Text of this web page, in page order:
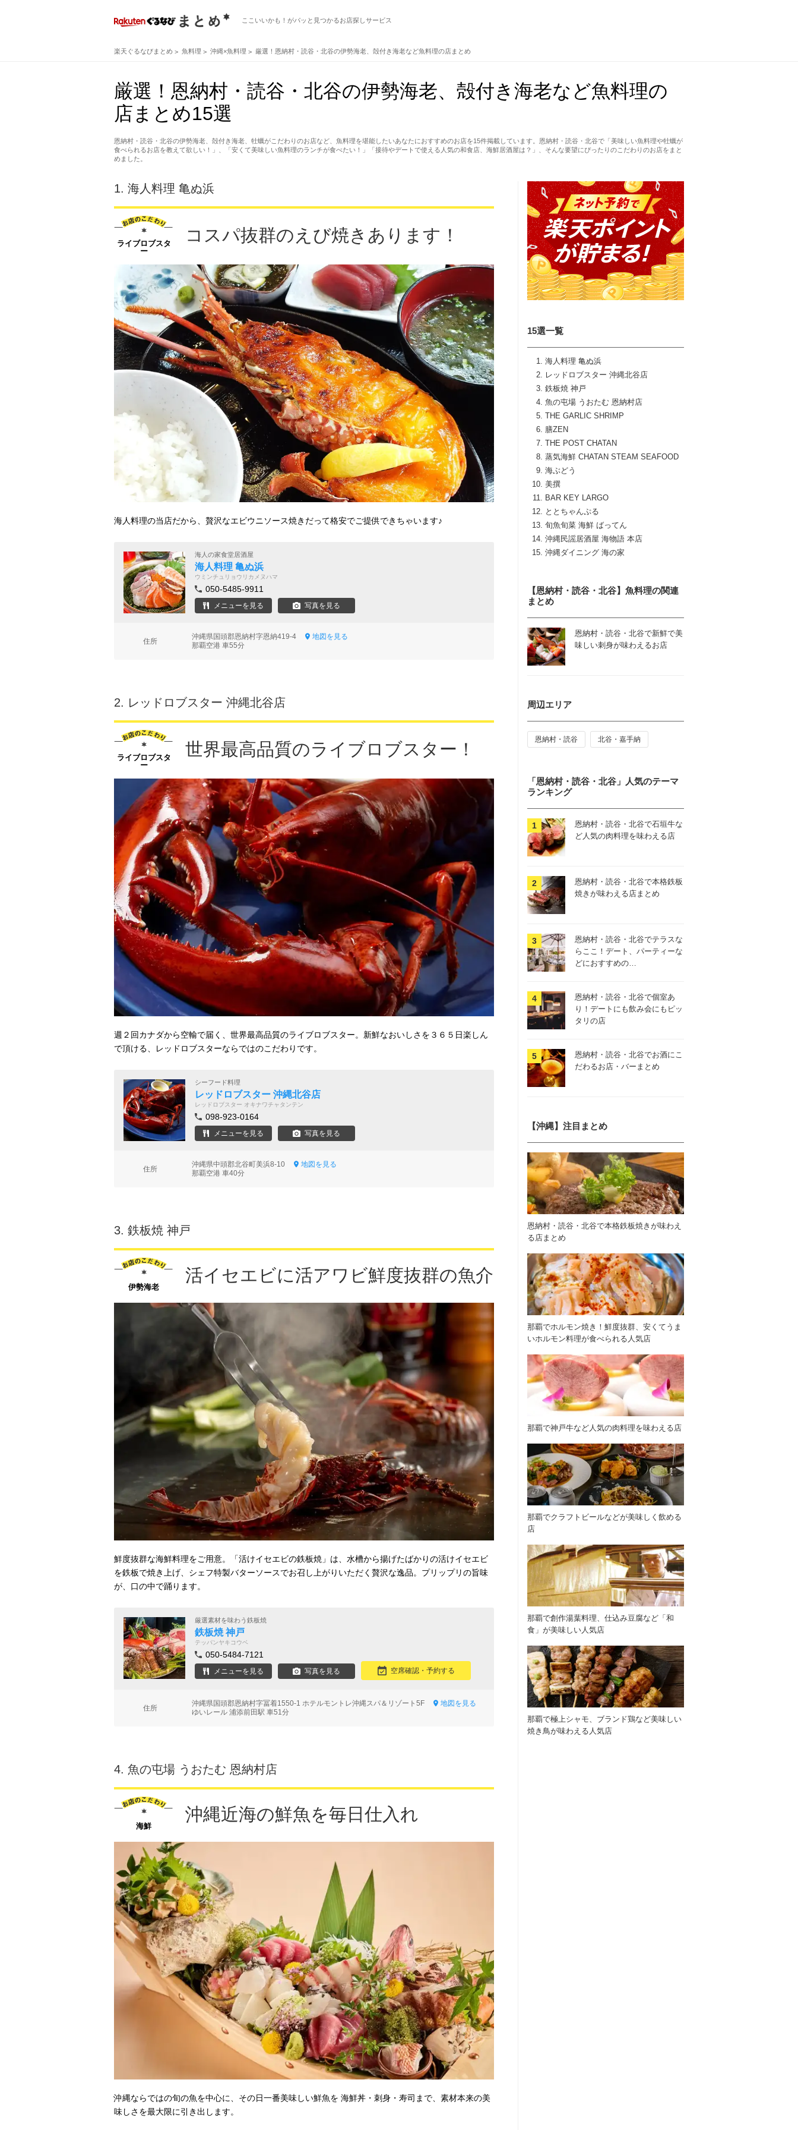
ここいいかも！がパッと見つかるお店探しサービス
楽天ぐるなびまとめ 魚料理 沖縄×魚料理 厳選！恩納村・読谷・北谷の伊勢海老、殻付き海老など魚料理の店まとめ
厳選！恩納村・読谷・北谷の伊勢海老、殻付き海老など魚料理の
店まとめ15選
恩納村・読谷・北谷の伊勢海老、殻付き海老、牡蠣がこだわりのお店など、魚料理を堪能したいあなたにおすすめのお店を15件掲載しています。恩納村・読谷・北谷で「美味しい魚料理や牡蠣が
食べられるお店を教えて欲しい！」、「安くて美味しい魚料理のランチが食べたい！」「接待やデートで使える人気の和食店、海鮮居酒屋は？」、そんな要望にぴったりのこだわりのお店をまと
めました。
15選一覧
海人料理 亀ぬ浜
レッドロブスター 沖縄北谷店
鉄板焼 神戸
魚の屯場 うおたむ 恩納村店
THE GARLIC SHRIMP
膳ZEN
THE POST CHATAN
蒸気海鮮 CHATAN STEAM SEAFOOD
海ぶどう
美撰
BAR KEY LARGO
ととちゃんぷる
旬魚旬菜 海鮮 ばってん
沖縄民謡居酒屋 海物語 本店
沖縄ダイニング 海の家
1. 海人料理 亀ぬ浜
ライブロブスタ
ー
コスパ抜群のえび焼きあります！
海人料理の当店だから、贅沢なエビウニソース焼きだって格安でご提供できちゃいます♪
海人の家食堂居酒屋
海人料理 亀ぬ浜
ウミンチュリョウリカメヌハマ
050-5485-9911
メニューを見る 写真を見る
住所
沖縄県国頭郡恩納村字恩納419-4
地図を見る
那覇空港 車55分
2. レッドロブスター 沖縄北谷店
ライブロブスタ
ー
世界最高品質のライブロブスター！
週２回カナダから空輸で届く、世界最高品質のライブロブスター。新鮮なおいしさを３６５日楽しん
で頂ける、レッドロブスターならではのこだわりです。
シーフード料理
レッドロブスター 沖縄北谷店
レッドロブスター オキナワチャタンテン
098-923-0164
メニューを見る 写真を見る
住所
沖縄県中頭郡北谷町美浜8-10
地図を見る
那覇空港 車40分
3. 鉄板焼 神戸
伊勢海老
活イセエビに活アワビ鮮度抜群の魚介
鮮度抜群な海鮮料理をご用意。「活けイセエビの鉄板焼」は、水槽から揚げたばかりの活けイセエビ
を鉄板で焼き上げ、シェフ特製バターソースでお召し上がりいただく贅沢な逸品。プリップリの旨味
が、口の中で踊ります。
厳選素材を味わう鉄板焼
鉄板焼 神戸
テッパンヤキコウベ
050-5484-7121
メニューを見る 写真を見る 空席確認・予約する
住所
沖縄県国頭郡恩納村字冨着1550-1 ホテルモントレ沖縄スパ＆リゾート5F
地図を見る
ゆいレール 浦添前田駅 車51分
4. 魚の屯場 うおたむ 恩納村店
海鮮
沖縄近海の鮮魚を毎日仕入れ
沖縄ならではの旬の魚を中心に、その日一番美味しい鮮魚を 海鮮丼・刺身・寿司まで、素材本来の美
味しさを最大限に引き出します。
【恩納村・読谷・北谷】魚料理の関連
まとめ
恩納村・読谷・北谷で新鮮で美
味しい刺身が味わえるお店
周辺エリア
恩納村・読谷 北谷・嘉手納
「恩納村・読谷・北谷」人気のテーマ
ランキング
恩納村・読谷・北谷で石垣牛な
ど人気の肉料理を味わえる店
恩納村・読谷・北谷で本格鉄板
焼きが味わえる店まとめ
恩納村・読谷・北谷でテラスな
らここ！デート、パーティーな
どにおすすめの…
恩納村・読谷・北谷で個室あ
り！デートにも飲み会にもピッ
タリの店
恩納村・読谷・北谷でお酒にこ
だわるお店・バーまとめ
【沖縄】注目まとめ
恩納村・読谷・北谷で本格鉄板焼きが味わえ
る店まとめ
那覇でホルモン焼き！鮮度抜群、安くてうま
いホルモン料理が食べられる人気店
那覇で神戸牛など人気の肉料理を味わえる店
那覇でクラフトビールなどが美味しく飲める
店
那覇で創作湯葉料理、仕込み豆腐など「和
食」が美味しい人気店
那覇で極上シャモ、ブランド鶏など美味しい
焼き鳥が味わえる人気店